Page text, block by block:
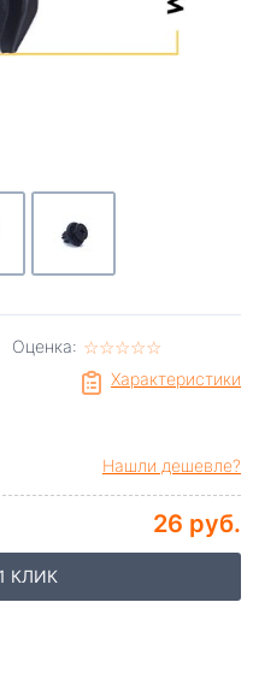
Оценка: ☆☆☆☆☆
★★★★★
Характеристики
Нашли дешевле?
26 руб.
КЛИК